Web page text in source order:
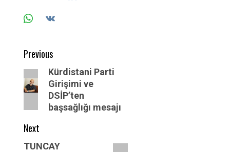
Post
navigation
Previous
Previous
post:
Kürdistani Parti
Girişimi ve
DSİP’ten
başsağlığı mesajı
Next
Next
TUNCAY